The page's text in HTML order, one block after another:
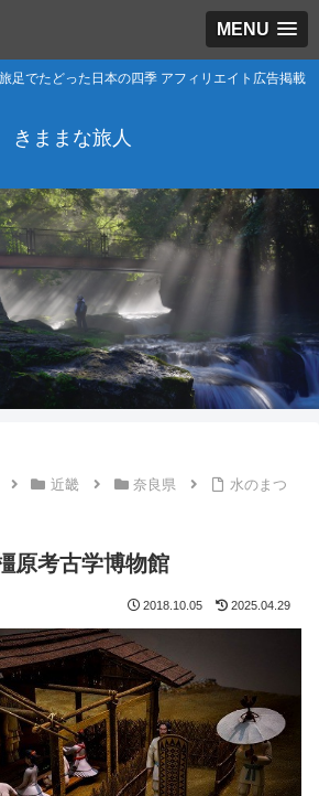
MENU
足でたどった日本の四季 アフィリエイト広告掲載
きままな旅人
近畿 奈良県
水のまつ
考古学博物館
2018.10.05 2025.04.29